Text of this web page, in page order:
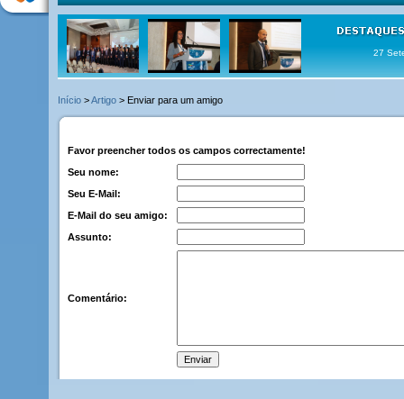
27
Início >Artigo > Enviar para um amigo
Favor preencher todos os campos correctamente!
Seu nome:
Seu E-Mail:
E-Mail do seu amigo:
Assunto:
Comentário: